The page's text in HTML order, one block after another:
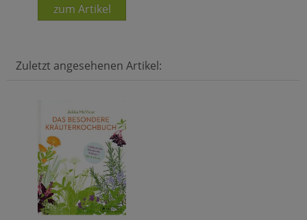
zum Artikel
Zuletzt angesehenen Artikel: